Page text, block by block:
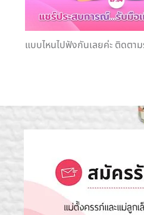
แบบไหนไปฟังกันเลยค่ะ ติดตา